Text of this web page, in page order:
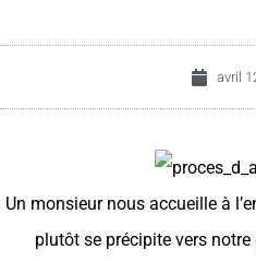
avril
Un monsieur nous accueille à
plutôt se précipite vers